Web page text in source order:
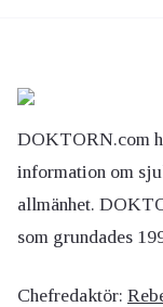
DOKTORN.com
information om
allmänhet.
som grundades
Chefredaktör: